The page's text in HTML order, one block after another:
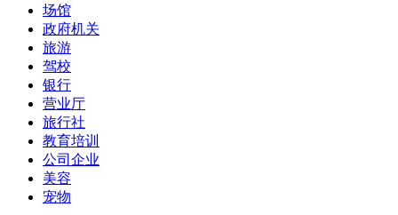
场馆
政府机关
旅游
驾校
银行
营业厅
旅行社
教育培训
公司企业
美容
宠物